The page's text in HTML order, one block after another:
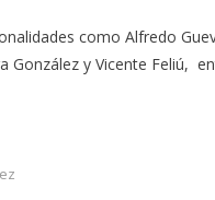
como Alfredo
González y Vi­cente Feliú,